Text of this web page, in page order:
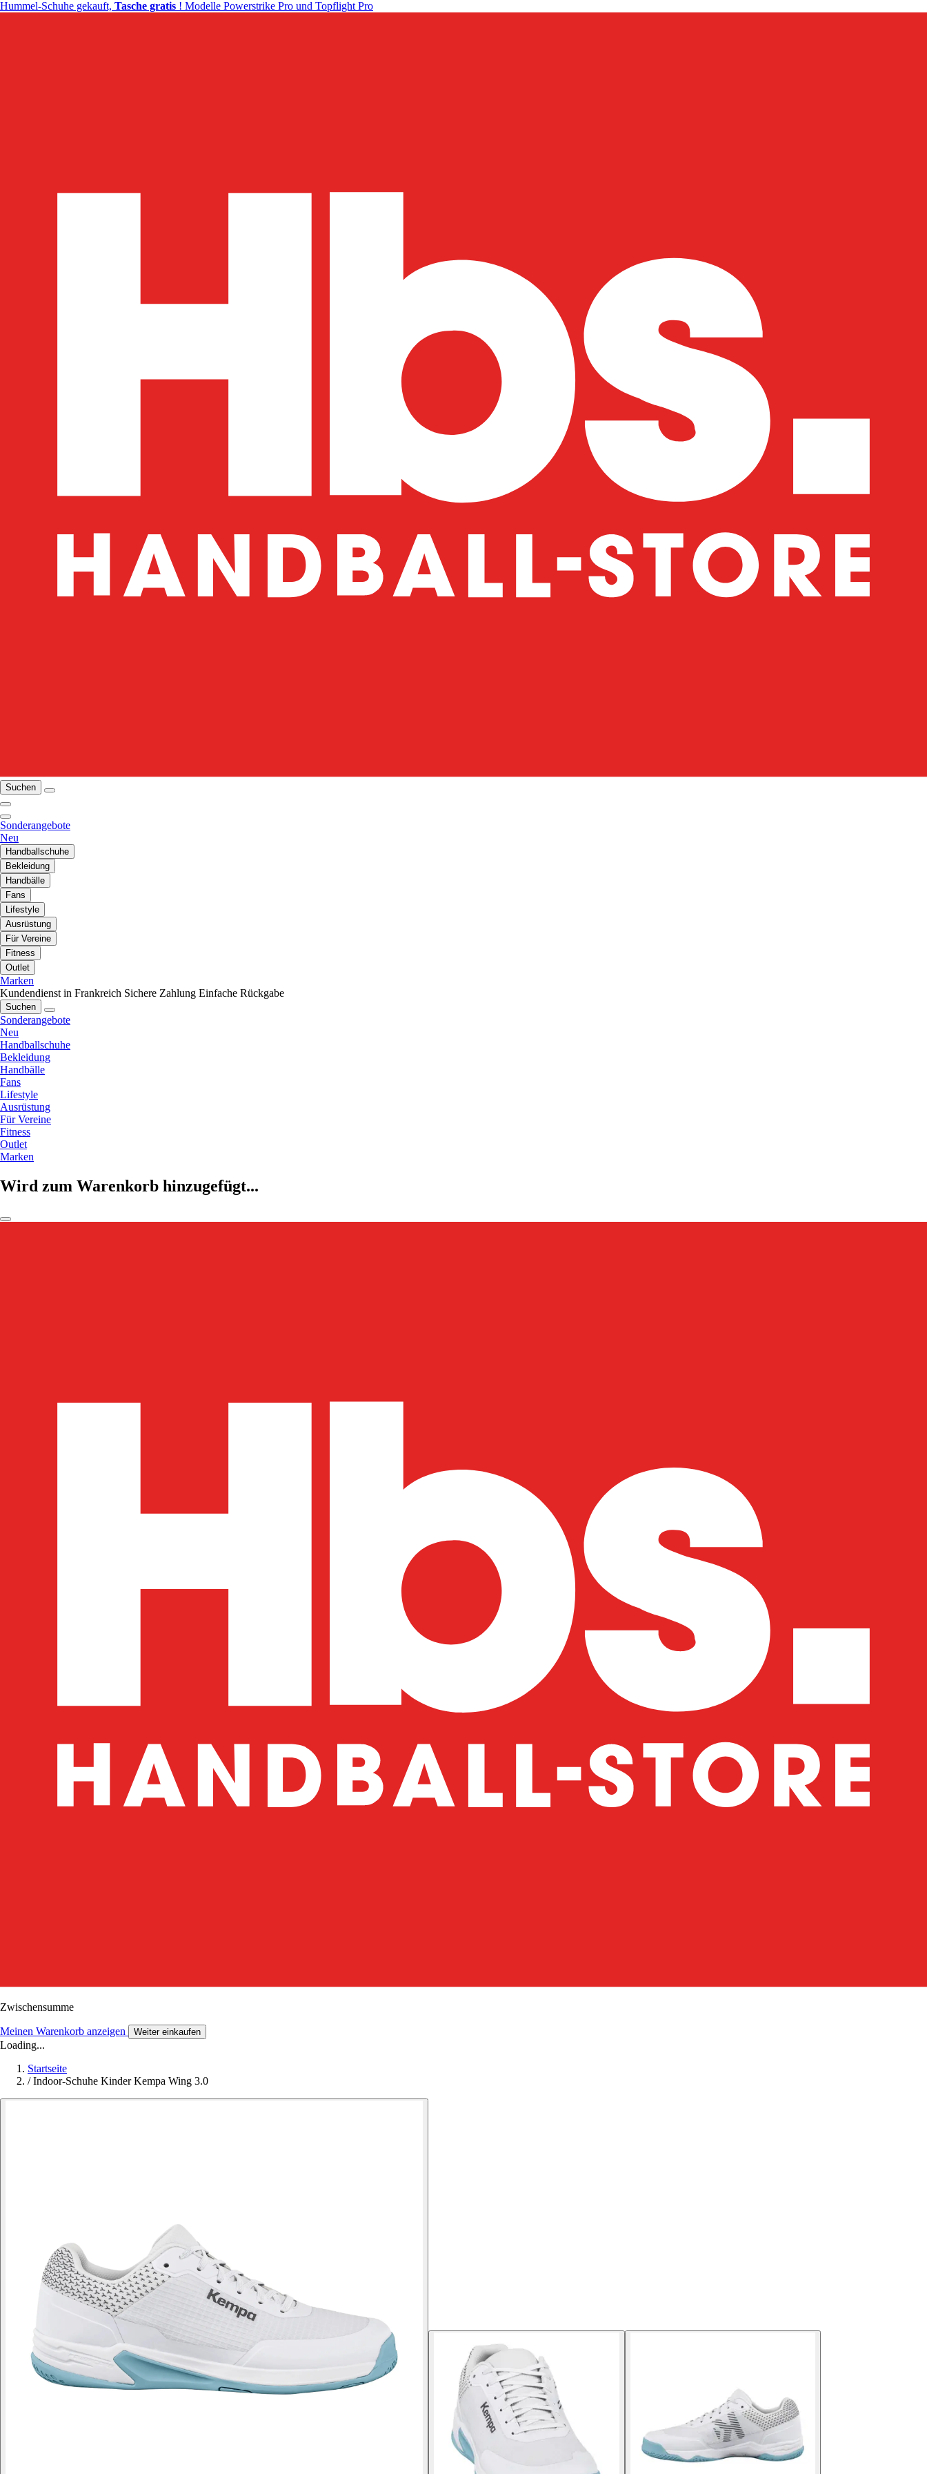
Hummel-Schuhe gekauft, Tasche gratis ! Modelle Powerstrike Pro und Topflight Pro
Suchen
Sonderangebote
Neu
Handballschuhe
Bekleidung
Handbälle
Fans
Lifestyle
Ausrüstung
Für Vereine
Fitness
Outlet
Marken
Kundendienst in Frankreich Sichere Zahlung Einfache Rückgabe
Suchen
Sonderangebote
Neu
Handballschuhe
Bekleidung
Handbälle
Fans
Lifestyle
Ausrüstung
Für Vereine
Fitness
Outlet
Marken
Wird zum Warenkorb hinzugefügt...
Zwischensumme
Meinen Warenkorb anzeigen Weiter einkaufen
Loading...
Startseite
/ Indoor-Schuhe Kinder Kempa Wing 3.0